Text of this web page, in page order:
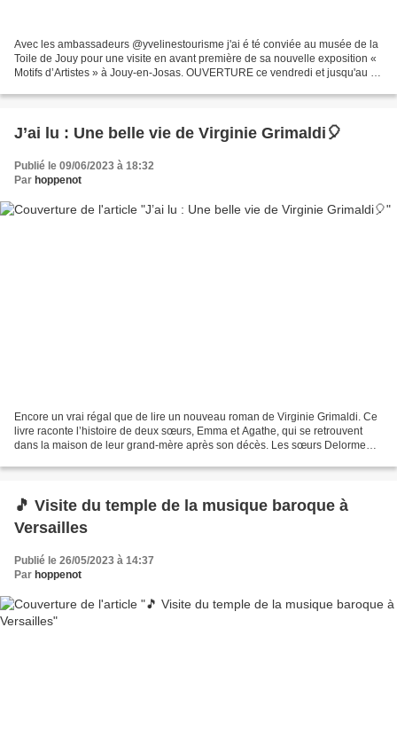
Avec les ambassadeurs @yvelinestourisme j'ai é té conviée au musée de la
Toile de Jouy pour une visite en avant première de sa nouvelle exposition «
Motifs d’Artistes » à Jouy-en-Josas. OUVERTURE ce vendredi et jusqu'au 14
J’ai lu : Une belle vie de Virginie Grimaldi🎈
Publié le 09/06/2023 à 18:32
Par hoppenot
Encore un vrai régal que de lire un nouveau roman de Virginie Grimaldi. Ce
livre raconte l’histoire de deux sœurs, Emma et Agathe, qui se retrouvent
dans la maison de leur grand-mère après son décès. Les sœurs Delorme
🎵 Visite du temple de la musique baroque à
Versailles
Publié le 26/05/2023 à 14:37
Par hoppenot